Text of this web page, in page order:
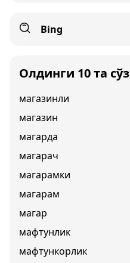
Bing
Олдинги 10 та сўз
магазинли
магазин
магарда
магарач
магарамки
магарам
магар
мафтунлик
мафтункорлик